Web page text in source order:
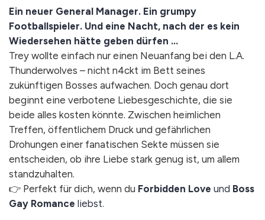
Ein neuer General Manager. Ein grumpy
Footballspieler. Und eine Nacht, nach der es kein
Wiedersehen hätte geben dürfen ...
Trey wollte einfach nur einen Neuanfang bei den L.A.
Thunderwolves – nicht n4ckt im Bett seines
zukünftigen Bosses aufwachen. Doch genau dort
beginnt eine verbotene Liebesgeschichte, die sie
beide alles kosten könnte. Zwischen heimlichen
Treffen, öffentlichem Druck und gefährlichen
Drohungen einer fanatischen Sekte müssen sie
entscheiden, ob ihre Liebe stark genug ist, um allem
standzuhalten.
👉 Perfekt für dich, wenn du Forbidden Love und Boss
Gay Romance liebst.